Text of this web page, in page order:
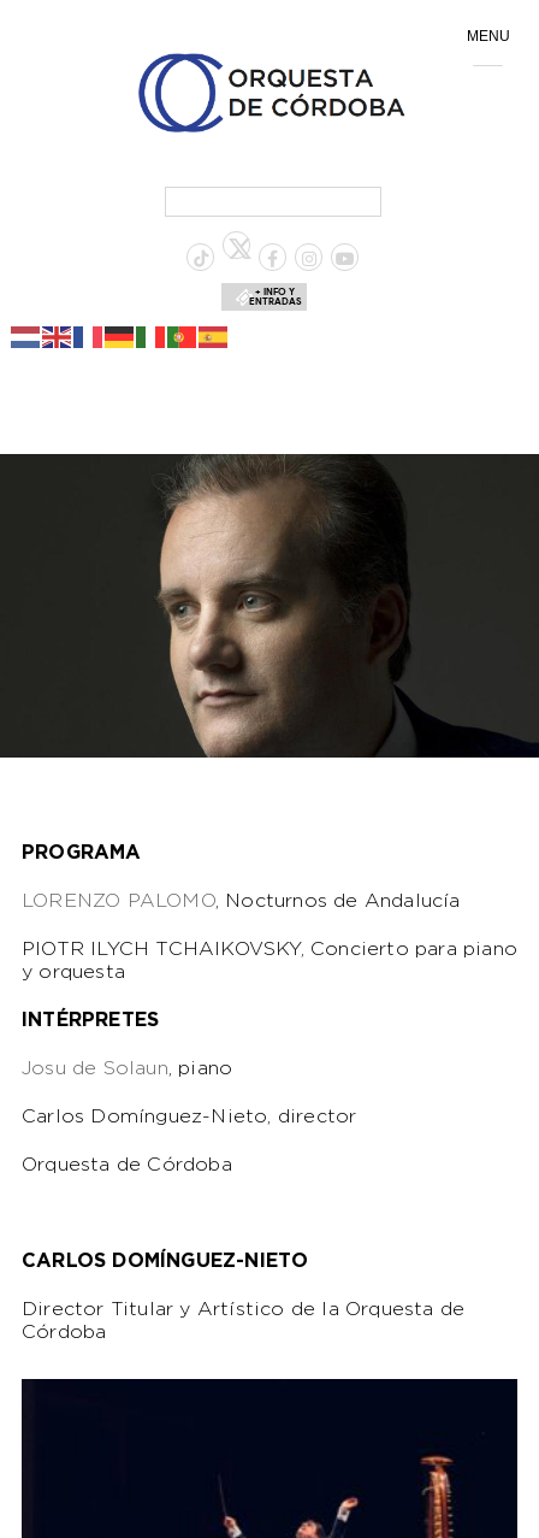
+ INFO Y
ENTRADAS
PROGRAMA
LORENZO PALOMO, Nocturnos de Andalucía
PIOTR ILYCH TCHAIKOVSKY, Concierto para piano
y orquesta
INTÉRPRETES
Josu de Solaun, piano
Carlos Domínguez-Nieto, director
Orquesta de Córdoba
CARLOS DOMÍNGUEZ-NIETO
Director Titular y Artístico de la Orquesta de
Córdoba
MENU